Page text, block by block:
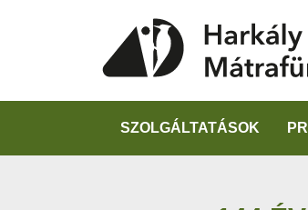
SZOLGÁLTATÁSOK